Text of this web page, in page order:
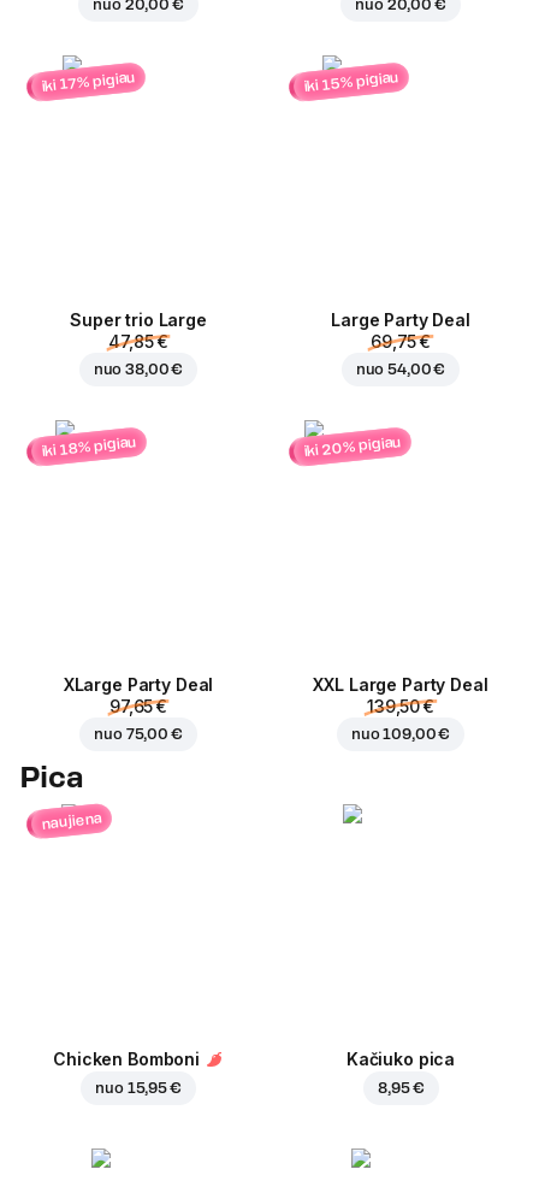
nuo 20,00 € nuo 20,00 €
iki 17% pigiau
Super trio Large
47,85 €
nuo38,00 €
iki 15% pigiau
Large Party Deal
69,75 €
nuo54,00 €
iki 18% pigiau
ХLarge Party Deal
97,65 €
nuo 75,00 €
iki 20% pigiau
XXL Large Party Deal
139,50 €
nuo109,00 €
Pica
naujiena
Chicken Bomboni
nuo 15,95 €
Kačiuko pica
8,95 €